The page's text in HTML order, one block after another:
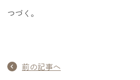
つづく。
前の記事へ